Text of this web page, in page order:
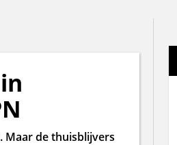
Maar de thuisblijvers